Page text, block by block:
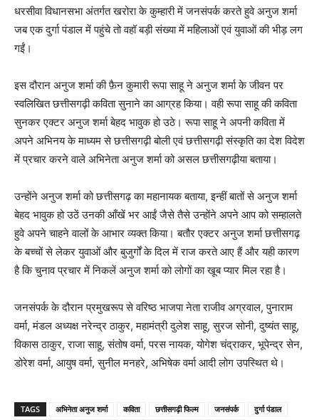
धरसीवा विधानसभा अंतर्गत खरोरा के कुम्हारी में जनसंपर्क करते हुवे अनुज शर्मा
जब एक दुर्गा पंडाल में पहुंचे तो वहॉ बड़ी संख्या में महिलाओं एवं युवाओं की भीड़ लग
गईं।
इस दौरान अनुज शर्मा की फ़ैन कुमारी रूपा साहू ने अनुज शर्मा के जीवन पर
स्वलिखित छत्तीसगढ़ी कविता सुनाने का आग्रह किया। वही रूपा साहू की कविता
सुनकर एक्टर अनुज शर्मा बेहद भावुक हो उठे। रूपा साहू ने अपनी कविता में
अपने अभिनय के माध्यम से छत्तीसगढ़ी बोली एवं छत्तीसगढ़ी संस्कृति का देश विदेश
में प्रचार करने वाले अभिनेता अनुज शर्मा को असल छत्तीसगढ़ीया बताया।
उन्होंने अनुज शर्मा को छत्तीसगढ़ का महानायक बताया, इन्हीं बातों से अनुज शर्मा
बेहद भावुक हो उठें उनकी आँखें भर आईं जैसे तैसे उन्होंने अपने आप को सम्हालते
हुवे अपने चाहने वालों के आभार व्यक्त किया। बतौर एक्टर अनुज शर्मा छत्तीसगढ़
के बच्चों से लेकर युवाओं और बुजुर्गों के दिल में राज करते आए हैं और यही कारण
है कि चुनाव प्रचार में निकलें अनुज शर्मा को लोगों का खूब प्यार मिल रहा है।
जनसंपर्क के दौरान प्रमुखरूप से वरिष्ठ भाजपा नेता राजीव अग्रवाल, पुनाराम
वर्मा, मंडल अध्यक्ष नरेन्द्र ठाकुर, महामंत्री दुलेश साहू, सुरज सोनी, दुष्यंत साहू,
विकास ठाकुर, राजा साहू, संतोष वर्मा, परस नायक, योगेश चंद्राकर, भूपेन्द्र सेन,
डोरेश वर्मा, आयुष वर्मा, सुनील मनहरे, अभिषेक वर्मा आदी लोग उपस्थित थे।
TAGS अभिनेता अनुज शर्मा कविता छत्तीसगढ़ी फिल्म जनसंपर्क
दुर्गा पंडाल